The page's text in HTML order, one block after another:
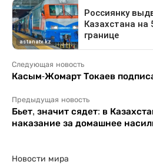
Следующая новость
Касым-Жомарт Токаев
Предыдущая новость
Бьет, значит сядет: в
наказание за домашнее
Новости мира